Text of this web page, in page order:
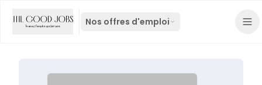
Nos offres d'emploi